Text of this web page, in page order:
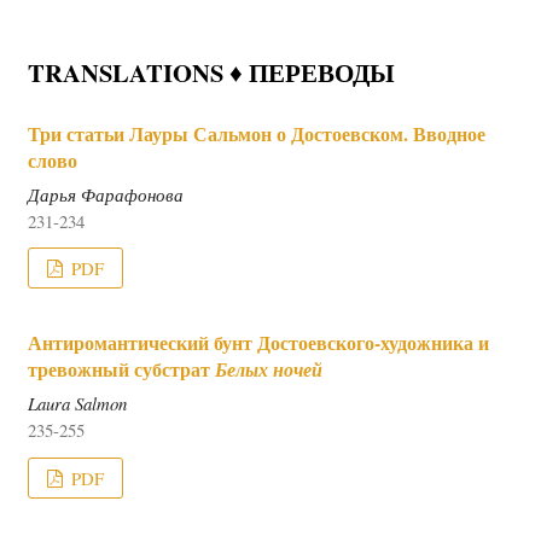
TRANSLATIONS ♦ ПЕРЕВОДЫ
Три статьи Лауры Сальмон о Достоевском. Вводное
слово
Дарья Фарафонова
231-234
PDF
Антиромантический бунт Достоевского-художника и
тревожный субстратБелых ночей
Laura Salmon
235-255
PDF